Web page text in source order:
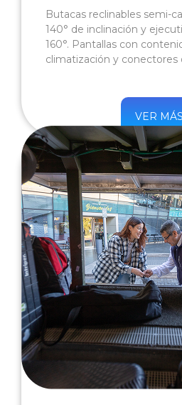
Butacas reclinables semi-
140° de inclinación y
160°. Pantallas con
climatización y conectores
VER MÁS